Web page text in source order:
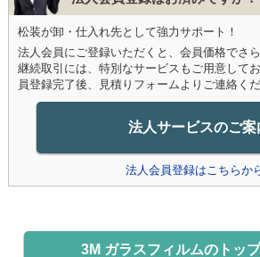
松装が卸・仕入れ先として強力サポート！
法人会員にご登録いただくと、会員価格でさ
継続取引には、特別なサービスもご用意して
員登録完了後、見積りフォームよりご連絡くだ
法人サービスのご案
法人会員登録はこちらか
3M ガラスフィルムのトッ